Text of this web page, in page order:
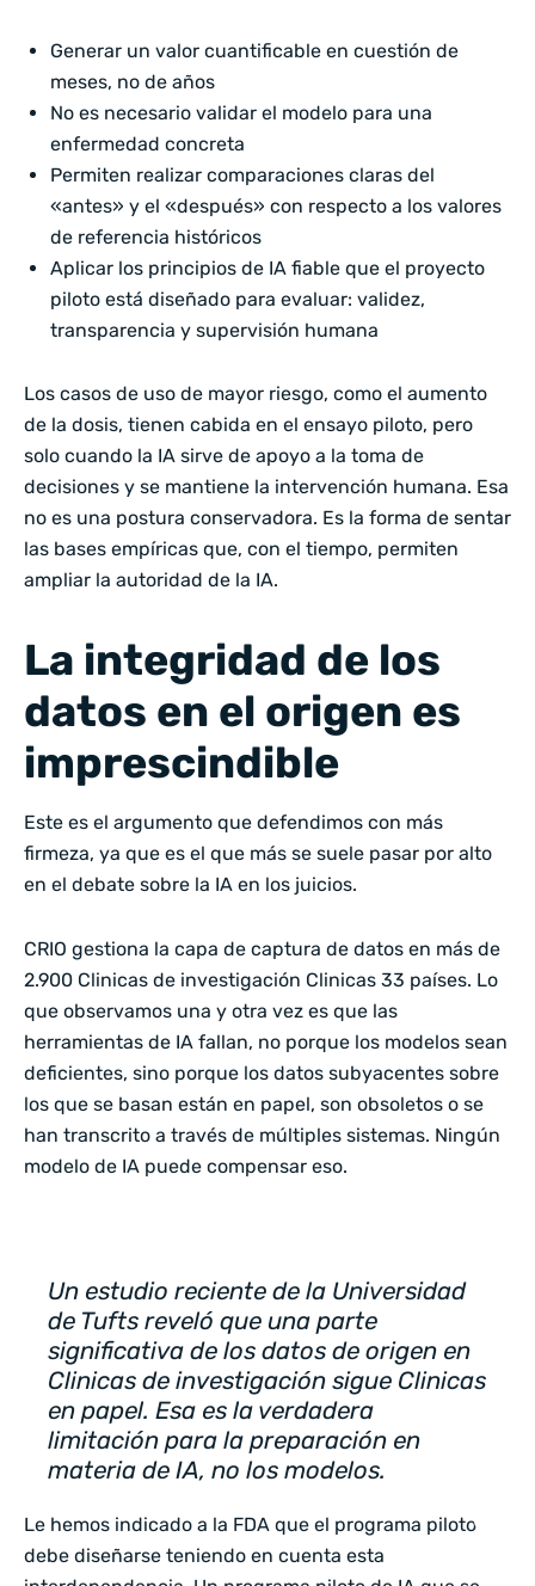
Generar un valor cuantificable en cuestión de
meses, no de años
No es necesario validar el modelo para una
enfermedad concreta
Permiten realizar comparaciones claras del
«antes» y el «después» con respecto a los valores
de referencia históricos
Aplicar los principios de IA fiable que el proyecto
piloto está diseñado para evaluar: validez,
transparencia y supervisión humana
Los casos de uso de mayor riesgo, como el aumento
de la dosis, tienen cabida en el ensayo piloto, pero
solo cuando la IA sirve de apoyo a la toma de
decisiones y se mantiene la intervención humana. Esa
no es una postura conservadora. Es la forma de sentar
las bases empíricas que, con el tiempo, permiten
ampliar la autoridad de la IA.
La integridad de los
datos en el origen es
imprescindible
Este es el argumento que defendimos con más
firmeza, ya que es el que más se suele pasar por alto
en el debate sobre la IA en los juicios.
CRIO gestiona la capa de captura de datos en más de
2.900 Clinicas de investigación Clinicas 33 países. Lo
que observamos una y otra vez es que las
herramientas de IA fallan, no porque los modelos sean
deficientes, sino porque los datos subyacentes sobre
los que se basan están en papel, son obsoletos o se
han transcrito a través de múltiples sistemas. Ningún
modelo de IA puede compensar eso.
Un estudio reciente de la Universidad
de Tufts reveló que una parte
significativa de los datos de origen en
Clinicas de investigación sigue Clinicas
en papel. Esa es la verdadera
limitación para la preparación en
materia de IA, no los modelos.
Le hemos indicado a la FDA que el programa piloto
debe diseñarse teniendo en cuenta esta